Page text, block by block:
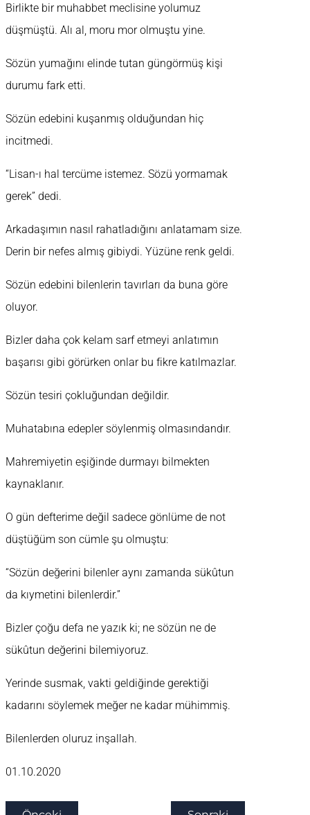
Birlikte bir muhabbet meclisine yolumuz
düşmüştü. Alı al, moru mor olmuştu yine.
Sözün yumağını elinde tutan güngörmüş kişi
durumu fark etti.
Sözün edebini kuşanmış olduğundan hiç
incitmedi.
“Lisan-ı hal tercüme istemez. Sözü yormamak
gerek” dedi.
Arkadaşımın nasıl rahatladığını anlatamam size.
Derin bir nefes almış gibiydi. Yüzüne renk geldi.
Sözün edebini bilenlerin tavırları da buna göre
oluyor.
Bizler daha çok kelam sarf etmeyi anlatımın
başarısı gibi görürken onlar bu fikre katılmazlar.
Sözün tesiri çokluğundan değildir.
Muhatabına edepler söylenmiş olmasındandır.
Mahremiyetin eşiğinde durmayı bilmekten
kaynaklanır.
O gün defterime değil sadece gönlüme de not
düştüğüm son cümle şu olmuştu:
“Sözün değerini bilenler aynı zamanda sükûtun
da kıymetini bilenlerdir.”
Bizler çoğu defa ne yazık ki; ne sözün ne de
sükûtun değerini bilemiyoruz.
Yerinde susmak, vakti geldiğinde gerektiği
kadarını söylemek meğer ne kadar mühimmiş.
Bilenlerden oluruz inşallah.
01.10.2020